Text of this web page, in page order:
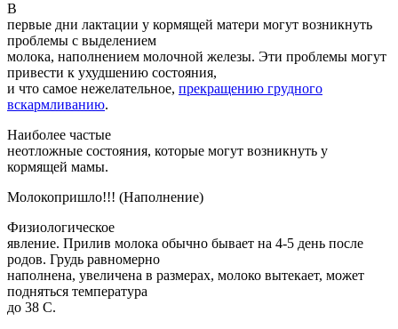
В
первые дни лактации у кормящей матери могут возникнуть
проблемы с выделением
молока, наполнением молочной железы. Эти проблемы могут
привести к ухудшению состояния,
и что самое нежелательное, прекращению грудного
вскармливанию.
Наиболее частые
неотложные состояния, которые могут возникнуть у
кормящей мамы.
Молокопришло!!! (Наполнение)
Физиологическое
явление. Прилив молока обычно бывает на 4-5 день после
родов. Грудь равномерно
наполнена, увеличена в размерах, молоко вытекает, может
подняться температура
до 38 С.